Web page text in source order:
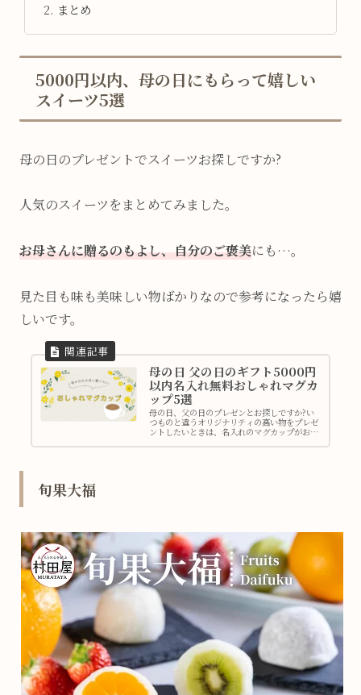
まとめ
5000円以内、母の日にもらって嬉しい
スイーツ5選
母の日のプレゼントでスイーツお探しですか?
人気のスイーツをまとめてみました。
お母さんに贈るのもよし、自分のご褒美にも…。
見た目も味も美味しい物ばかりなので参考になったら嬉
しいです。
母の日 父の日のギフト5000円
以内名入れ無料おしゃれマグカ
ップ5選
母の日、父の日のプレゼンとお探しですか?い
つものと違うオリジナリティの高い物をプレゼ
ントしたいときは、名入れのマグカップがおす
も喜ばれます。しかも、今回ご紹介するマグカ
旬果大福